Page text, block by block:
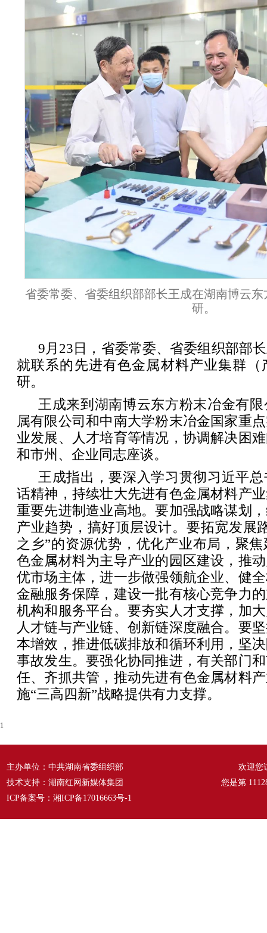
省委常委、省委组织部部长王成在湖南博云
研。
9月23日，省委常委、省委组织部部
就联系的先进有色金属材料产业集群（
研。
王成来到湖南博云东方粉末冶金有
属有限公司和中南大学粉末冶金国家重
业发展、人才培育等情况，协调解决困
和市州、企业同志座谈。
王成指出，要深入学习贯彻习近平
话精神，持续壮大先进有色金属材料产
重要先进制造业高地。要加强战略谋划
产业趋势，搞好顶层设计。要拓宽发展
之乡”的资源优势，优化产业布局，聚
色金属材料为主导产业的园区建设，推
优市场主体，进一步做强领航企业、健
金融服务保障，建设一批有核心竞争力
机构和服务平台。要夯实人才支撑，加
人才链与产业链、创新链深度融合。要
本增效，推进低碳排放和循环利用，坚
事故发生。要强化协同推进，有关部门
任、齐抓共管，推动先进有色金属材料
施“三高四新”战略提供有力支撑。
1
主办单位：中共湖南省委组织部
技术支持：湖南红网新媒体集团
ICP备案号： 湘ICP备17016663号-1
欢迎您
您是第